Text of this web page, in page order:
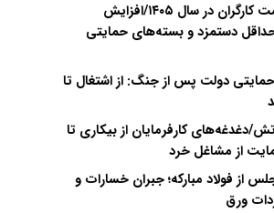
بهبود معیشت کارگران در سال ۱۴۰۵/افزایش
دستمزد و بسته‌های حمایتی
دولت پس از جنگ: از اشتغال تا
دغدغه‌های کارفرمایان از بیکاری تا
از مشاغل خرد
از فولاد مبارکه؛ جبران خسارات و
ورق